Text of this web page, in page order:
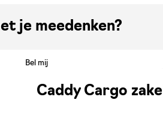
je meedenken?
Bel mij
Caddy Cargo